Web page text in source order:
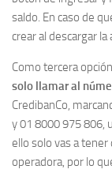
saldo. En caso de
crear al descargar la
Como tercera
solo llamar al
CredibanCo,
y 01 8000 975 806,
ello solo vas a
operadora, por lo